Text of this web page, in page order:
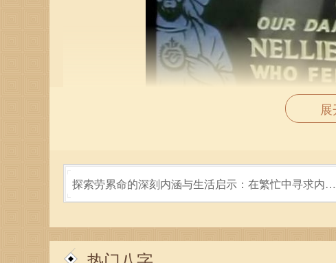
无论未来有多么未知，只要保持对生活的热爱与执着
迹。
探索劳累命的深刻内涵与生活启示：在繁忙中寻求内心